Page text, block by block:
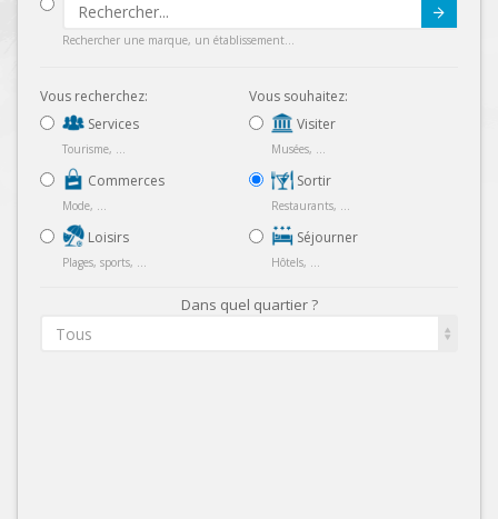
Rechercher une marque, un établissement...
Vous recherchez:
Services
Tourisme, ...
Commerces
Mode, ...
Loisirs
Plages, sports, ...
Vous souhaitez:
Visiter
Musées, ...
Sortir
Restaurants, ...
Séjourner
Hôtels, ...
Dans quel quartier ?
Tous